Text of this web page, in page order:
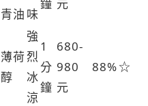
青油 味
鐘 元
薄荷
醇
強
烈
冰
涼
1
分
鐘
680-
980
元
88%☆